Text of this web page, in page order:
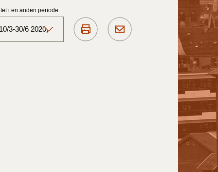
i en anden periode
3-30/6 2020)